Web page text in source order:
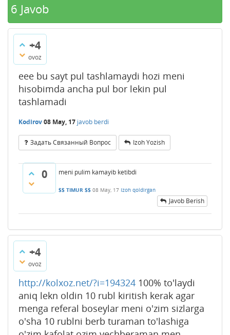
6 Javob
+4
ovoz
eee bu sayt pul tashlamaydi hozi meni
hisobimda ancha pul bor lekin pul
tashlamadi
Kodirov08 May, 17 javob berdi
Задать Связанный Вопрос Izoh Yozish
0 meni pulim kamayib ketibdi
$$ TIMUR $$ 08 May, 17 Izoh qoldirgan
Javob Berish
+4
ovoz
http://kolxoz.net/?i=194324 100% to'laydi
aniq lekn oldin 10 rubl kiritish kerak agar
menga referal boseylar meni o'zim sizlarga
o'sha 10 rublni berb turaman to'lashiga